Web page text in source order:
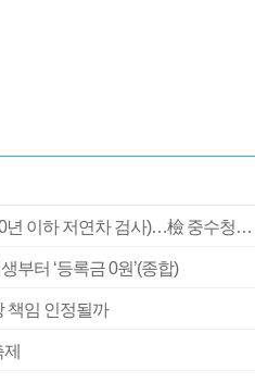
검사 신분 버리고 직급하향(10년 이하 저연차 검사)…檢 중수청행 기피
부터 ‘등록금 0원’(종합)
책임 인정될까